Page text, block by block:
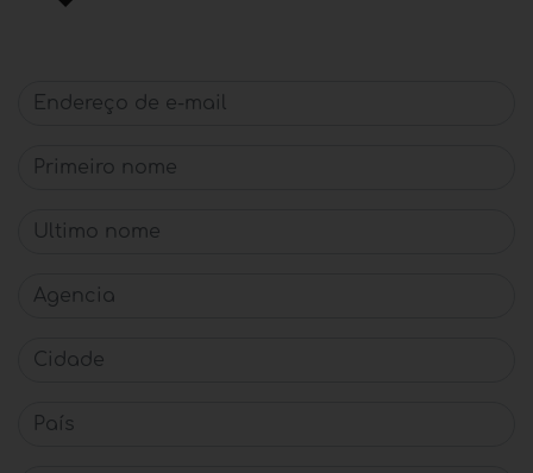
Endereço de e-mail
Primeiro nome
Último nome
Agencia
Cidade
País